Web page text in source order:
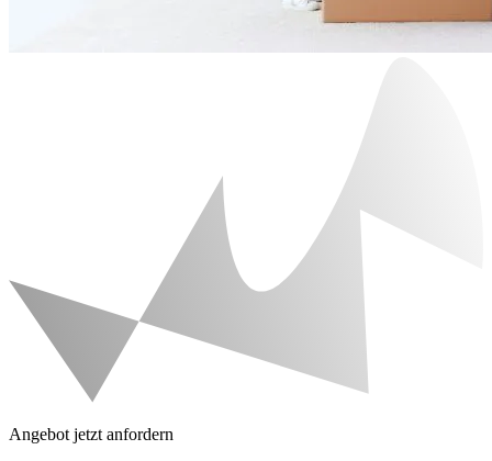
Angebot jetzt anfordern